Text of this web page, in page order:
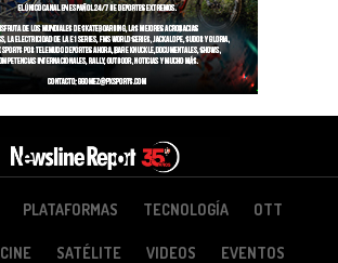
PLATAFORMAS TECNOLOGÍA OTT
CINE SATÉLITE VIDEOS EVENTOS